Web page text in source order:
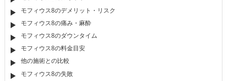
モフィウス8のデメリット・リスク
モフィウス8の痛み・麻酔
モフィウス8のダウンタイム
モフィウス8の料金目安
他の施術との比較
モフィウス8の失敗